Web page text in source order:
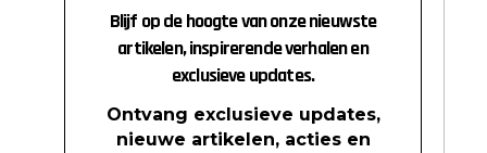
Blijf op de hoogte van onze nieuwste
artikelen, inspirerende verhalen en
exclusieve updates.
Ontvang exclusieve updates,
nieuwe artikelen, acties en